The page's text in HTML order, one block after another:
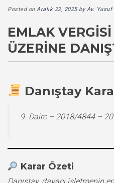
Posted on Aralık 22, 2025byAv. Yusuf
EMLAK
ÜZERINE
Danıştay
9. Daire – 2018/4844 –
Karar Özeti